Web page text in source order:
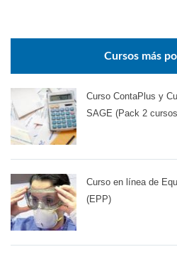
Cursos más
Curso ContaPlus y
SAGE (Pack 2
Curso en línea de
(EPP)